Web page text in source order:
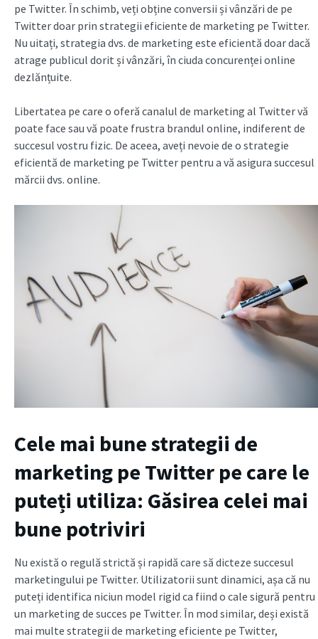
pe Twitter. În schimb, veți obține conversii și vânzări de pe
Twitter doar prin strategii eficiente de marketing pe Twitter.
Nu uitați, strategia dvs. de marketing este eficientă doar dacă
atrage publicul dorit și vânzări, în ciuda concurenței online
dezlănțuite.
Libertatea pe care o oferă canalul de marketing al Twitter vă
poate face sau vă poate frustra brandul online, indiferent de
succesul vostru fizic. De aceea, aveți nevoie de o strategie
eficientă de marketing pe Twitter pentru a vă asigura succesul
mărcii dvs. online.
Cele mai bune strategii de
marketing pe Twitter pe care le
puteți utiliza: Găsirea celei mai
bune potriviri
Nu există o regulă strictă și rapidă care să dicteze succesul
marketingului pe Twitter. Utilizatorii sunt dinamici, așa că nu
puteți identifica niciun model rigid ca fiind o cale sigură pentru
un marketing de succes pe Twitter. În mod similar, deși există
mai multe strategii de marketing eficiente pe Twitter,